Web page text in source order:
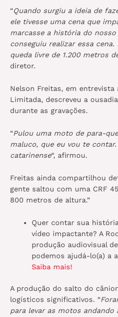
“Quando surgiu a ideia de
ele tivesse uma cena que
marcasse a história do
conseguiu realizar essa
queda livre de 1.200 metros
diretor.
Nelson Freitas, em
Limitada, descreveu a
durante as gravações.
“Pulou uma moto de para-
maluco, que eu vou te
catarinense“, afirmou.
Freitas ainda compartilhou
gente saltou com uma CRF
800 metros de altura.”
Quer contar sua
vídeo impactante? A
produção audiovisual
podemos ajudá-lo(a) a
Saiba mais!
A produção do salto do
logísticos significativos. “
para levar as motos